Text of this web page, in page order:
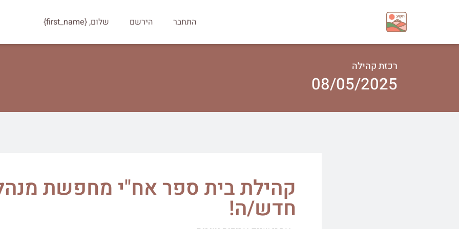
התחבר הירשם שלום, {first_name}
רכזת קהילה
08/05/2025
קהילת בית ספר אח"י מחפשת
חדש/ה!